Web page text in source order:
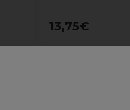
13,75€